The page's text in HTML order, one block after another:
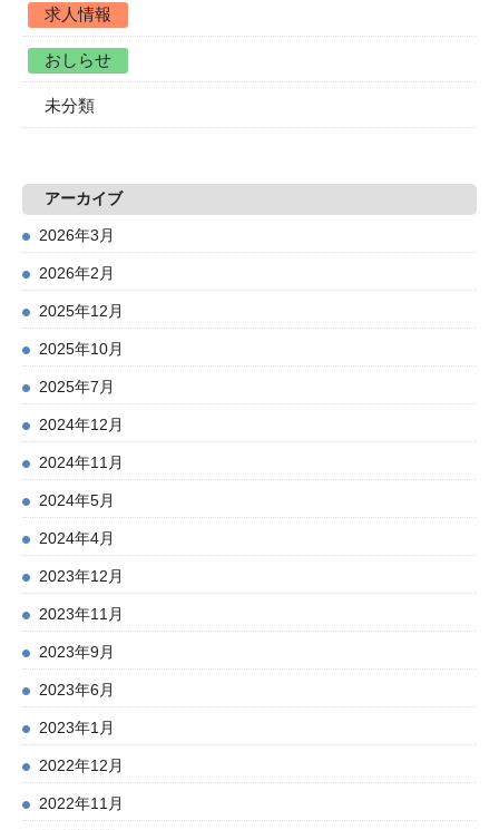
求人情報
おしらせ
未分類
アーカイブ
2026年3月
2026年2月
2025年12月
2025年10月
2025年7月
2024年12月
2024年11月
2024年5月
2024年4月
2023年12月
2023年11月
2023年9月
2023年6月
2023年1月
2022年12月
2022年11月